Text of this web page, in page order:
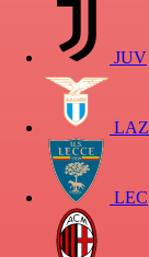
JUV
LAZ
LEC